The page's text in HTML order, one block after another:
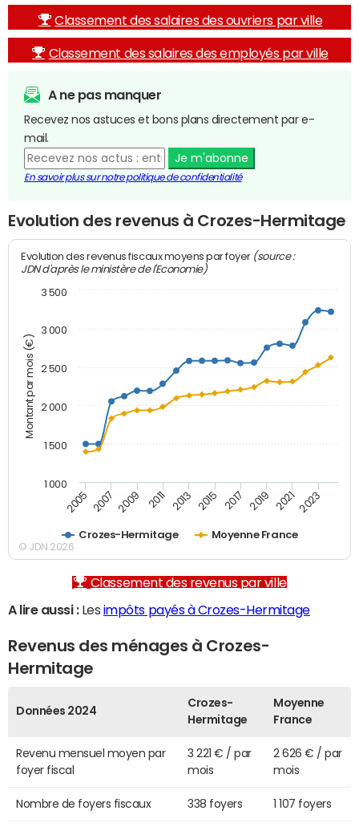
Classement des salaires des ouvriers par ville
Classement des salaires des employés par ville
A ne pas manquer
Recevez nos astuces et bons plans directement par e-
mail.
Je m'abonne
En savoir plus sur notre politique de confidentialité
Evolution des revenus à Crozes-Hermitage
Montant par mois (€)
Evolution des revenus fiscaux moyens par foyer (source :
JDN d'après le ministère de l'Economie)
Crozes-Hermitage Moyenne France
2005 2007 2009 2011 2013 2015 2017 2019 2021 2023
1 000
1 500
2 000
2 500
3 000
3 500
© JDN 2026
Classement des revenus par ville
A lire aussi :Les impôts payés à Crozes-Hermitage
Revenus des ménages à Crozes-
Hermitage
Données 2024
Crozes-
Hermitage
Moyenne
France
Revenu mensuel moyen par
foyer fiscal
3 221 € / par
mois
2 626 € / par
mois
Nombre de foyers fiscaux 338 foyers 1 107 foyers